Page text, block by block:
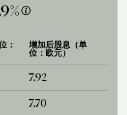
：
增加后股息（单
位：欧元）
7.92
7.70